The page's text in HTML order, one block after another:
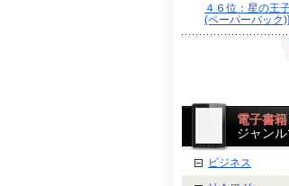
４６位：星の王
(ペーパーバック)]
電子書籍
ジャン
ビジネス